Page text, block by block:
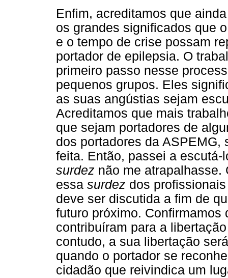
Enfim, acreditamos que
os grandes significados que
e o tempo de crise possam
portador de epilepsia. O
primeiro passo nesse
pequenos grupos. Eles
as suas angústias sejam
Acreditamos que mais
que sejam portadores de
dos portadores da
feita. Então, passei a
surdez não me atrapalhasse.
essa surdez dos
deve ser discutida a fim de
futuro próximo.
contribuíram para a
contudo, a sua libertação
quando o portador se
cidadão que reivindica um